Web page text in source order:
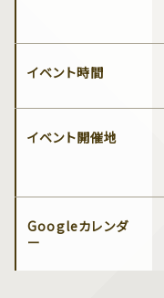
イベント時間
イベント開催地
Googleカレンダ
ー